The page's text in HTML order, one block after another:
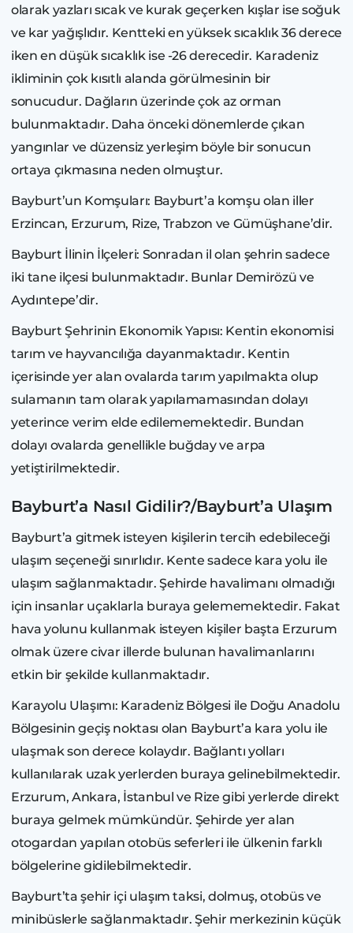
olarak yazları sıcak ve kurak geçerken kışlar ise soğuk
ve kar yağışlıdır. Kentteki en yüksek sıcaklık 36 derece
iken en düşük sıcaklık ise -26 derecedir. Karadeniz
ikliminin çok kısıtlı alanda görülmesinin bir
sonucudur. Dağların üzerinde çok az orman
bulunmaktadır. Daha önceki dönemlerde çıkan
yangınlar ve düzensiz yerleşim böyle bir sonucun
ortaya çıkmasına neden olmuştur.
Bayburt’un Komşuları: Bayburt’a komşu olan iller
Erzincan, Erzurum, Rize, Trabzon ve Gümüşhane’dir.
Bayburt İlinin İlçeleri: Sonradan il olan şehrin sadece
iki tane ilçesi bulunmaktadır. Bunlar Demirözü ve
Aydıntepe’dir.
Bayburt Şehrinin Ekonomik Yapısı: Kentin ekonomisi
tarım ve hayvancılığa dayanmaktadır. Kentin
içerisinde yer alan ovalarda tarım yapılmakta olup
sulamanın tam olarak yapılamamasından dolayı
yeterince verim elde edilememektedir. Bundan
dolayı ovalarda genellikle buğday ve arpa
yetiştirilmektedir.
Bayburt’a Nasıl Gidilir?/Bayburt’a Ulaşım
Bayburt’a gitmek isteyen kişilerin tercih edebileceği
ulaşım seçeneği sınırlıdır. Kente sadece kara yolu ile
ulaşım sağlanmaktadır. Şehirde havalimanı olmadığı
için insanlar uçaklarla buraya gelememektedir. Fakat
hava yolunu kullanmak isteyen kişiler başta Erzurum
olmak üzere civar illerde bulunan havalimanlarını
etkin bir şekilde kullanmaktadır.
Karayolu Ulaşımı: Karadeniz Bölgesi ile Doğu Anadolu
Bölgesinin geçiş noktası olan Bayburt’a kara yolu ile
ulaşmak son derece kolaydır. Bağlantı yolları
kullanılarak uzak yerlerden buraya gelinebilmektedir.
Erzurum, Ankara, İstanbul ve Rize gibi yerlerde direkt
buraya gelmek mümkündür. Şehirde yer alan
otogardan yapılan otobüs seferleri ile ülkenin farklı
bölgelerine gidilebilmektedir.
Bayburt’ta şehir içi ulaşım taksi, dolmuş, otobüs ve
minibüslerle sağlanmaktadır. Şehir merkezinin küçük